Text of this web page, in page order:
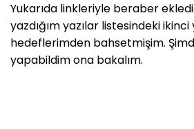
Yukarıda linkleriyle beraber
yazdığım yazılar listesindeki ikinci
hedeflerimden bahsetmişim.
yapabildim ona bakalım.